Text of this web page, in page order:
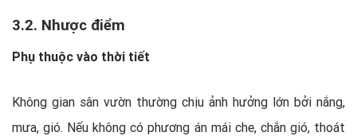
3.2. Nhược điểm
Phụ thuộc vào thời tiết
Không gian sân vườn thường chịu ảnh hưởng lớn bởi nắng,
mưa, gió. Nếu không có phương án mái che, chắn gió, thoát